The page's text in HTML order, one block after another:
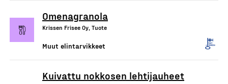
Omenagranola
Krissen Frisee Oy, Tuote
Muut elintarvikkeet
Kuivattu nokkosen lehtijauheet